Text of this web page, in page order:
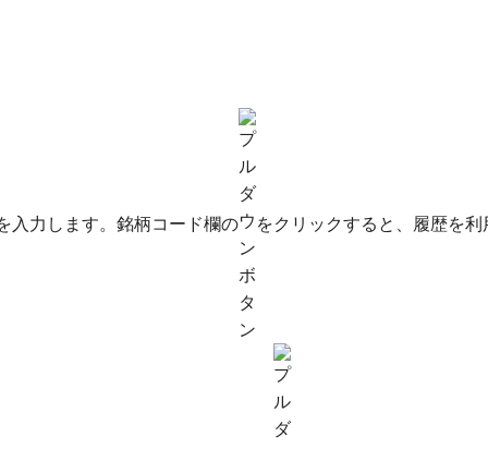
入力します。銘柄コード欄の をクリックすると、履歴を利